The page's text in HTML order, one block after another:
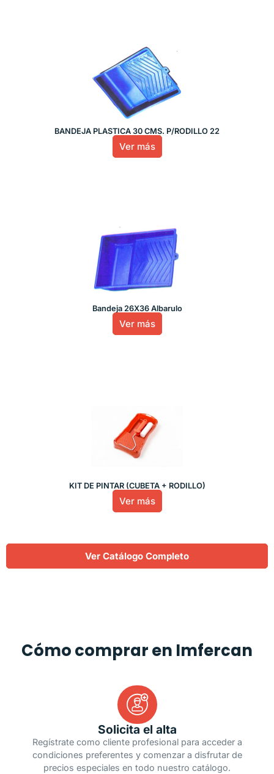
BANDEJA PLASTICA 30 CMS. P/RODILLO 22
Ver más
Bandeja 26X36 Albarulo
Ver más
KIT DE PINTAR (CUBETA + RODILLO)
Ver más
Ver Catálogo Completo
Cómo comprar en Imfercan
Solicita el alta
Regístrate como cliente profesional para acceder a
condiciones preferentes y comenzar a disfrutar de
precios especiales en todo nuestro catálogo.